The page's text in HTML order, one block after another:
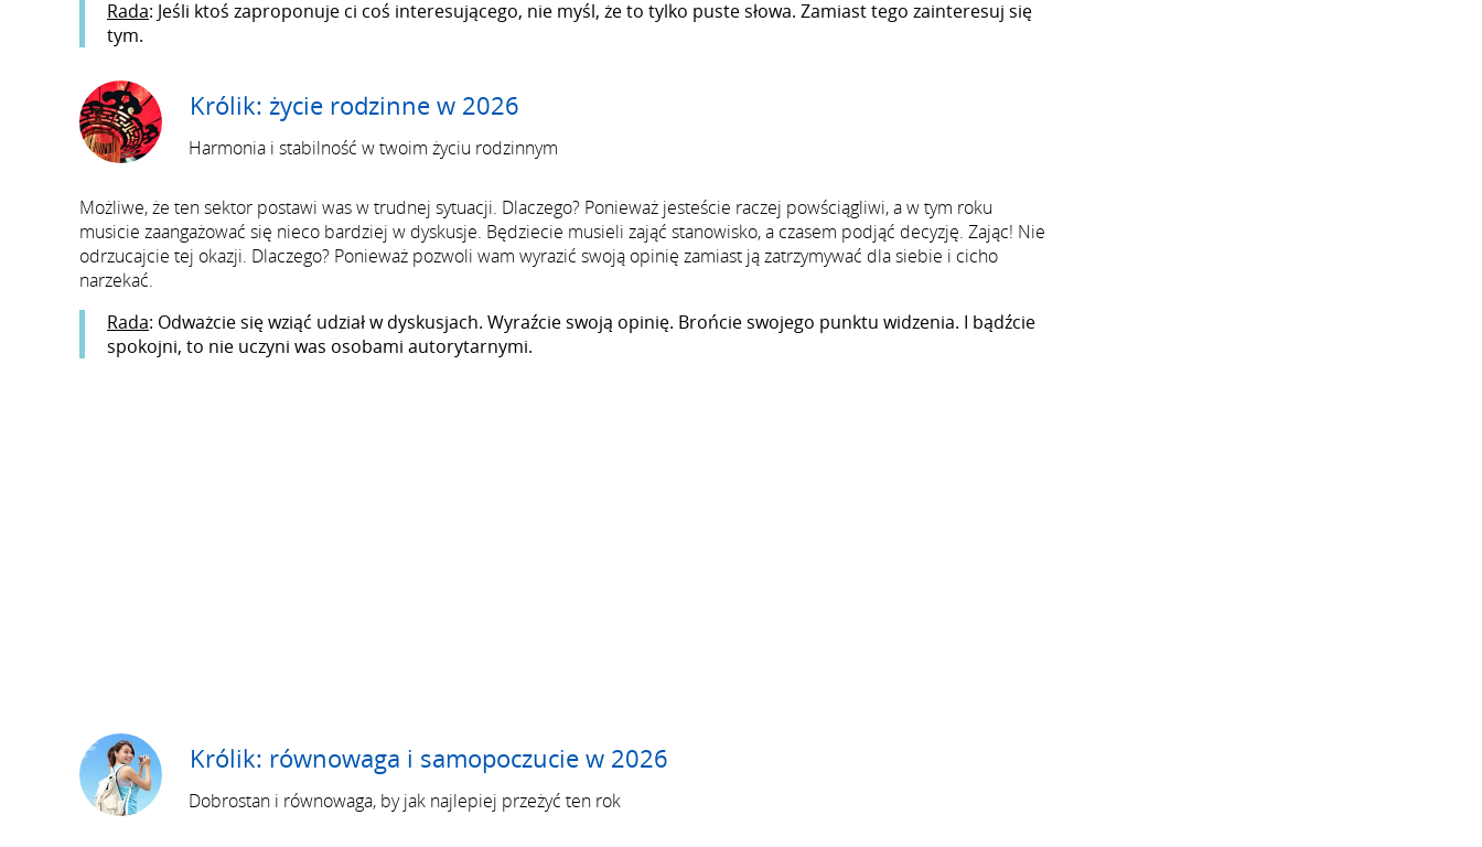
Rada: Jeśli ktoś zaproponuje ci coś interesującego, nie myśl, że to tylko puste słowa. Zamiast tego zainteresuj się
tym.
Królik: życie rodzinne w 2026
Harmonia i stabilność w twoim życiu rodzinnym
Możliwe, że ten sektor postawi was w trudnej sytuacji. Dlaczego? Ponieważ jesteście raczej powściągliwi, a w tym roku
musicie zaangażować się nieco bardziej w dyskusje. Będziecie musieli zająć stanowisko, a czasem podjąć decyzję. Zając! Nie
odrzucajcie tej okazji. Dlaczego? Ponieważ pozwoli wam wyrazić swoją opinię zamiast ją zatrzymywać dla siebie i cicho
narzekać.
Rada: Odważcie się wziąć udział w dyskusjach. Wyraźcie swoją opinię. Brońcie swojego punktu widzenia. I bądźcie
spokojni, to nie uczyni was osobami autorytarnymi.
Królik: równowaga i samopoczucie w 2026
Dobrostan i równowaga, by jak najlepiej przeżyć ten rok